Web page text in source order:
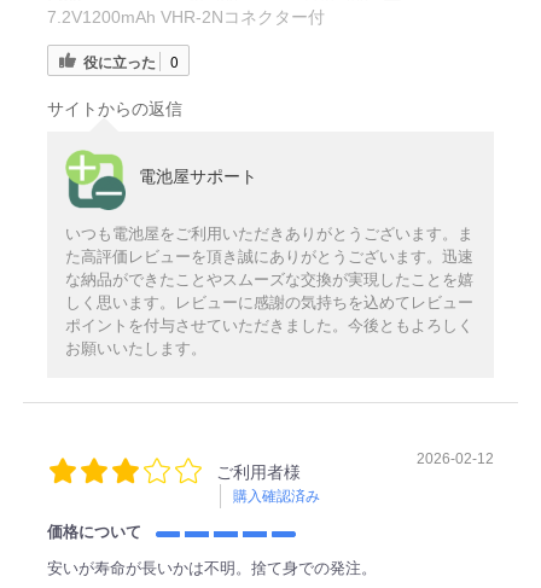
7.2V1200mAh VHR-2Nコネクター付
役に立った 0
サイトからの返信
電池屋サポート
いつも電池屋をご利用いただきありがとうございます。ま
た高評価レビューを頂き誠にありがとうございます。迅速
な納品ができたことやスムーズな交換が実現したことを嬉
しく思います。レビューに感謝の気持ちを込めてレビュー
ポイントを付与させていただきました。今後ともよろしく
お願いいたします。
ご利用者様
購入確認済み
2026-02-12
価格について
安いが寿命が長いかは不明。捨て身での発注。